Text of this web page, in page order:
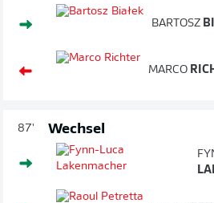
BARTOSZ
MARCO
87' Wechsel